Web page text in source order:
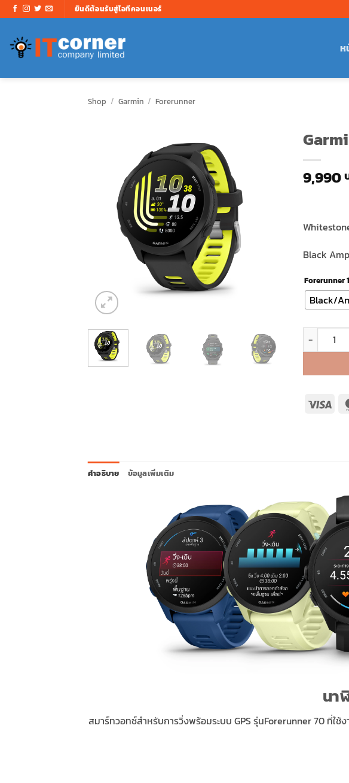
ข้าม
ไป
เนื้อหา
ยินดีต้อนรับสู่ไอทีคอนเนอร์
ห
Shop / Garmin / Forerunner
9,990
Black
Forerunner
Black/
จำนวน
Visa
คำอธิบาย ข้อมูลเพิ่มเติม
นา
สมาร์ทวอทช์สำหรับการวิ่งพร้อมระบบ GPS รุ่นForerunner 70 ที่